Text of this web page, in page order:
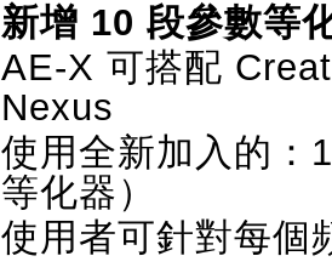
新增 10 段參數等
AE-X 可搭配
Nexus
使用全新加入的
等化器）
使用者可針對每個